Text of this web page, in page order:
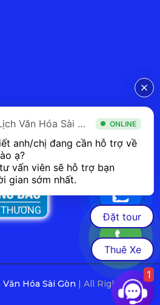
Hóa Sài Gòn | All Rights
Du Lịch Văn Hóa Sài Gòn ONLINE
anh/chị đang cần hỗ trợ về
ạ?
vấn viên sẽ hỗ trợ bạn
gian sớm nhất.
Đặt tour
Thuê Xe
1